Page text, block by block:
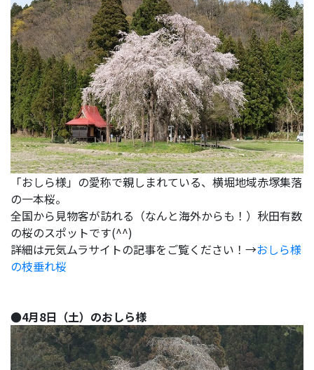
「おしら様」の愛称で親しまれている、横堀地域赤塚集落
の一本桜。
全国から見物客が訪れる（なんと海外からも！）秋田有数
の桜のスポットです(^^)
詳細は元気ムラサイトの記事をご覧ください！→おしら様
の枝垂れ桜
●4月8日（土）のおしら様